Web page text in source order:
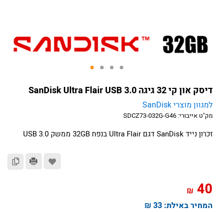
דיסק און קי 32 גיגה SanDisk Ultra Flair USB 3.0
למגוון מוצרי SanDisk
מק"ט אייבורי: SDCZ73-032G-G46
זכרון נייד SanDisk דגם Ultra Flair בנפח 32GB ממשק USB 3.0
₪
40
₪
המחיר באילת: 33 ₪